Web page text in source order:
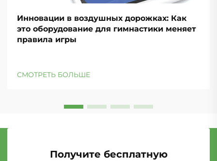
Инновации в воздушных дорожках: Как
это оборудование для гимнастики меняет
правила игры
СМОТРЕТЬ БОЛЬШЕ
Получите бесплатную